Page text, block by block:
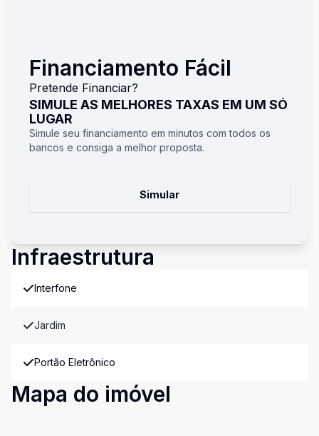
Financiamento Fácil
Pretende Financiar?
SIMULE AS MELHORES TAXAS EM UM SÓ
LUGAR
Simule seu financiamento em minutos com todos os
bancos e consiga a melhor proposta.
Simular
Infraestrutura
Interfone
Jardim
Portão Eletrônico
Mapa do imóvel